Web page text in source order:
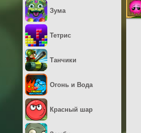
Зума
Тетрис
Танчики
Огонь и Вода
Красный шар